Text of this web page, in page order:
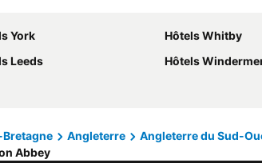
York Hôtels Whitby
Leeds Hôtels
Angleterre Angleterre du Sud-
Abbey